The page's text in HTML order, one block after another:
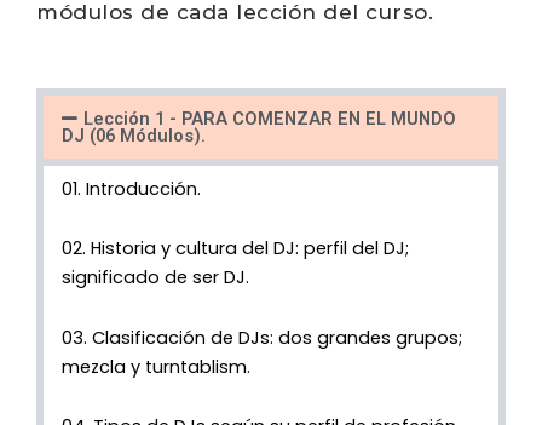
módulos de cada lección del curso.
Lección 1 - PARA COMENZAR EN EL MUNDO
DJ (06 Módulos).
01. Introducción.
02. Historia y cultura del DJ: perfil del DJ;
significado de ser DJ.
03. Clasificación de DJs: dos grandes grupos;
mezcla y turntablism.